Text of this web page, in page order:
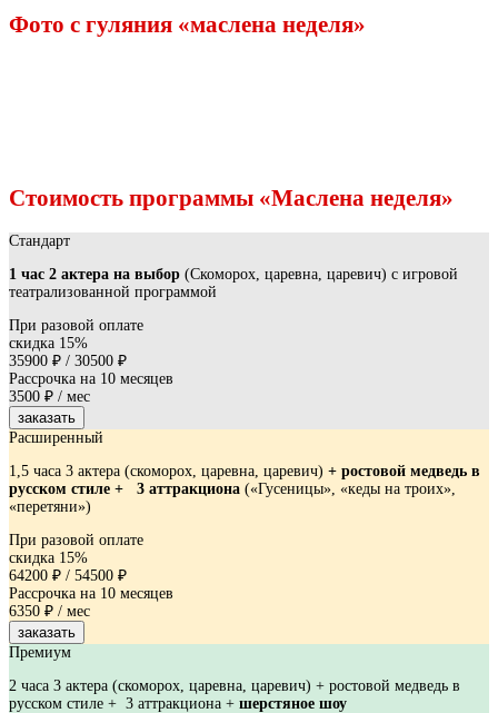
Фото с гуляния «маслена неделя»
Стоимость программы «Маслена неделя»
Стандарт
1 час 2 актера на выбор (Скоморох, царевна, царевич) с игровой
театрализованной программой
При разовой оплате
скидка 15%
35900 ₽ / 30500 ₽
Рассрочка на 10 месяцев
3500 ₽ / мес
заказать
Расширенный
1,5 часа 3 актера (скоморох, царевна, царевич) + ростовой медведь в
русском стиле +
3 аттракциона («Гусеницы», «кеды на троих»,
«перетяни»)
При разовой оплате
скидка 15%
64200 ₽ / 54500 ₽
Рассрочка на 10 месяцев
6350 ₽ / мес
заказать
Премиум
2 часа 3 актера (скоморох, царевна, царевич) + ростовой медведь в
русском стиле + 3 аттракциона + шерстяное шоу